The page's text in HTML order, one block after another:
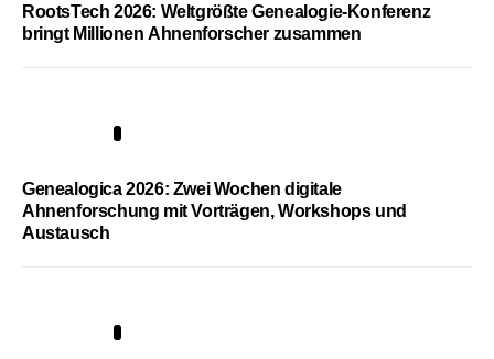
RootsTech 2026: Weltgrößte Genealogie-Konferenz
bringt Millionen Ahnenforscher zusammen
Genealogica 2026: Zwei Wochen digitale
Ahnenforschung mit Vorträgen, Workshops und
Austausch